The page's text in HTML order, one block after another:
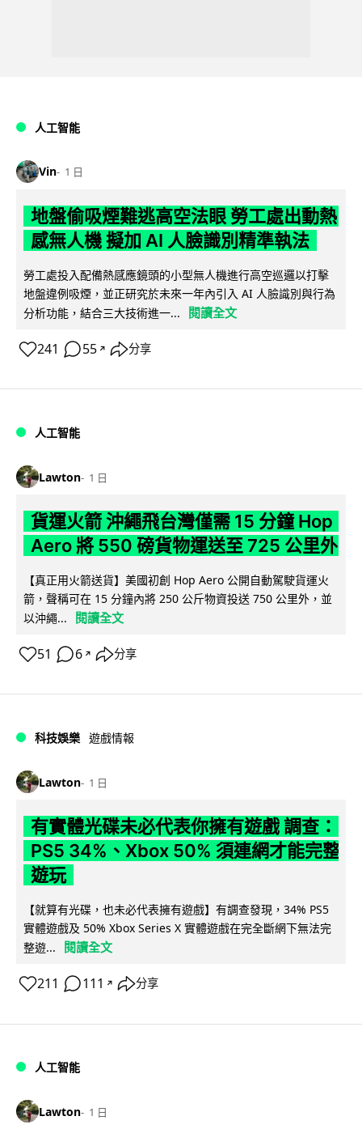
人工智能
Vin 1 日
地盤偷吸煙難逃高空法眼 勞工處出動熱
感無人機 擬加 AI 人臉識別精準執法
勞工處投入配備熱感應鏡頭的小型無人機進行高空巡邏以打擊
地盤違例吸煙，並正研究於未來一年內引入 AI 人臉識別與行為
分析功能，結合三大技術進一...
閱讀全文
241 55 ↗ 分享
人工智能
Lawton 1 日
貨運火箭 沖繩飛台灣僅需 15 分鐘 Hop
Aero 將 550 磅貨物運送至 725 公里外
【真正用火箭送貨】美國初創 Hop Aero 公開自動駕駛貨運火
箭，聲稱可在 15 分鐘內將 250 公斤物資投送 750 公里外，並
以沖繩...
閱讀全文
51 6 ↗ 分享
科技娛樂 遊戲情報
Lawton 1 日
有實體光碟未必代表你擁有遊戲 調查：
PS5 34%、Xbox 50% 須連網才能完整
遊玩
【就算有光碟，也未必代表擁有遊戲】有調查發現，34% PS5
實體遊戲及 50% Xbox Series X 實體遊戲在完全斷網下無法完
整遊...
閱讀全文
211 111 ↗ 分享
人工智能
Lawton 1 日